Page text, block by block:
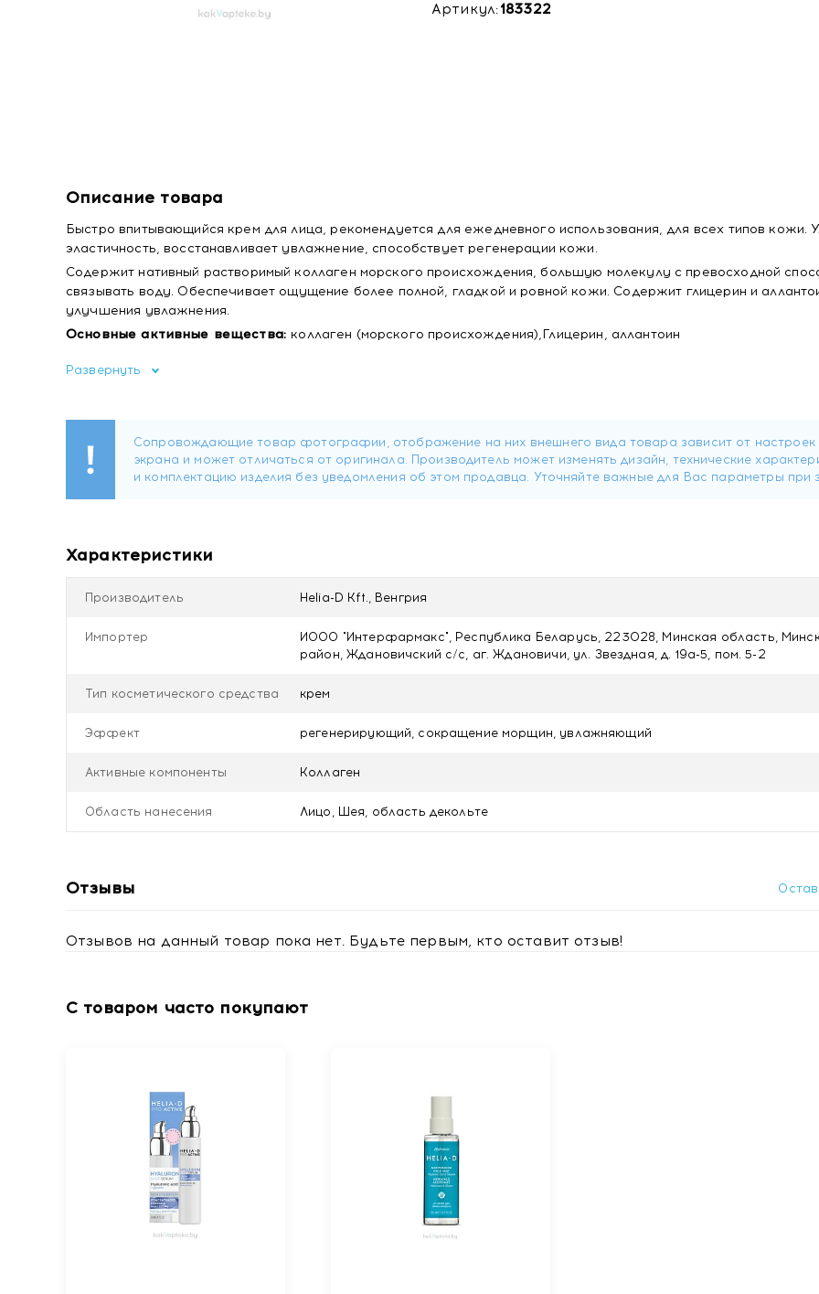
Артикул:183322
Описание товара
Быстро впитывающийся крем для лица, рекомендуется для ежедневного использования, для всех типов кожи.
эластичность, восстанавливает увлажнение, способствует регенерации кожи.
Содержит нативный растворимый коллаген морского происхождения, большую молекулу с превосходной
связывать воду. Обеспечивает ощущение более полной, гладкой и ровной кожи. Содержит глицерин и
улучшения увлажнения.
Основные активные вещества:коллаген (морского происхождения),Глицерин, аллантоин
связывать воду.
• Восстанавливает текстуру и эластичность кожи лица.
• Контуры подтягиваются, цвет лица становится более упругим, гладким и ровным.
• Восстанавливает увлажнение кожи и ее упругость.
• Помогает уменьшить появление мимических морщин.
►Протестировано дерматологами*.
*Внешние испытания — в процессе: 24-часовое увлажнение, тест на эффективность
Развернуть
Характеристики
Производитель Helia-D Kft., Венгрия
Импортер
ИООО "Интерфармакс", Республика Беларусь, 223028, Минская область,
район, Ждановичский с/с, аг. Ждановичи, ул. Звездная, д. 19а-5, пом. 5-2
Тип косметического средства крем
Эффект регенерирующий, сокращение морщин, увлажняющий
Активные компоненты Коллаген
Область нанесения Лицо, Шея, область декольте
Отзывы
Отзывов на данный товар пока нет. Будьте первым, кто оставит отзыв!
С товаром часто покупают